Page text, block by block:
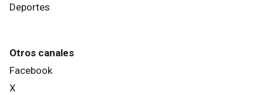
Deportes
Otros canales
Facebook
X